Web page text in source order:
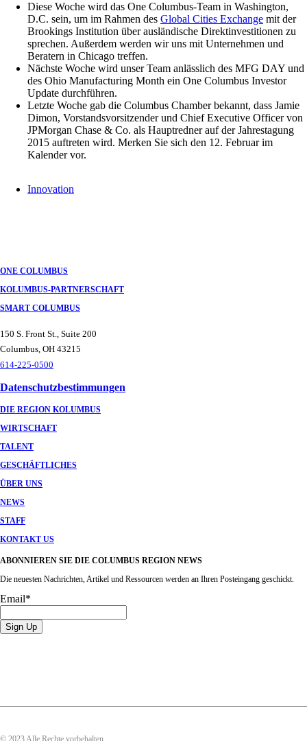
Diese Woche wird das One Columbus-Team in Washington,
D.C. sein, um im Rahmen des Global Cities Exchange mit der
Brookings Institution über ausländische Direktinvestitionen zu
sprechen. Außerdem werden wir uns mit Unternehmen und
Beratern in Chicago treffen.
Nächste Woche wird unser Team anlässlich des MFG DAY und
des Ohio Manufacturing Month ein One Columbus Investor
Update durchführen.
Letzte Woche gab die Columbus Chamber bekannt, dass Jamie
Dimon, Vorstandsvorsitzender und Chief Executive Officer von
JPMorgan Chase & Co. als Hauptredner auf der Jahrestagung
2015 auftreten wird. Merken Sie sich den 12. Februar im
Kalender vor.
Innovation
ONE COLUMBUS
KOLUMBUS-PARTNERSCHAFT
SMART COLUMBUS
150 S. Front St., Suite 200
Columbus, OH 43215
614-225-0500
Datenschutzbestimmungen
DIE REGION KOLUMBUS
WIRTSCHAFT
TALENT
GESCHÄFTLICHES
ÜBER UNS
NEWS
STAFF
KONTAKT US
ABONNIEREN SIE DIE COLUMBUS REGION NEWS
Die neuesten Nachrichten, Artikel und Ressourcen werden an Ihren Posteingang geschickt.
Email*
© 2023 Alle Rechte vorbehalten